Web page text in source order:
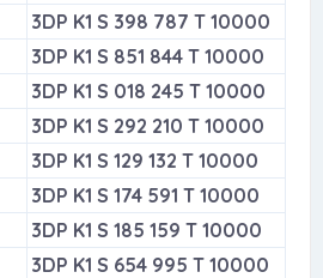
3DP K1 S 398 787 T 10000
3DP K1 S 851 844 T 10000
3DP K1 S 018 245 T 10000
3DP K1 S 292 210 T 10000
3DP K1 S 129 132 T 10000
3DP K1 S 174 591 T 10000
3DP K1 S 185 159 T 10000
3DP K1 S 654 995 T 10000